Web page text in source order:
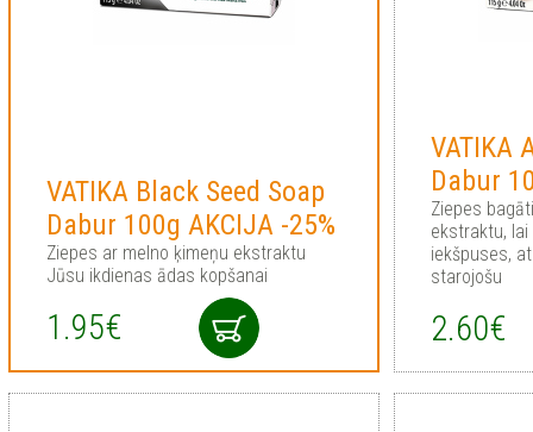
VATIKA Black Seed Soap
Dabur 100g AKCIJA -25%
Ziepes ar melno ķimeņu ekstraktu
Jūsu ikdienas ādas kopšanai
1.95€
VATIKA
Dabur
Ziepes
ekstraktu,
iekšpuses,
starojošu
2.60€